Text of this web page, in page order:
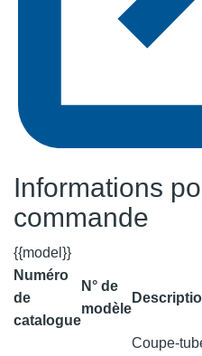
Informations
commande
{{model}}
Numéro
de
catalogue
N° de
modèle
Coupe-